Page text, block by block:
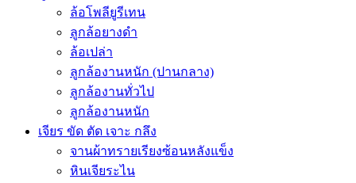
ล้อโพลียูรีเทน
ลูกล้อยางดำ
ล้อเปล่า
ลูกล้องานหนัก (ปานกลาง)
ลูกล้องานทั่วไป
ลูกล้องานหนัก
เจียร ขัด ตัด เจาะ กลึง
จานผ้าทรายเรียงซ้อนหลังแข็ง
หินเจียระไน